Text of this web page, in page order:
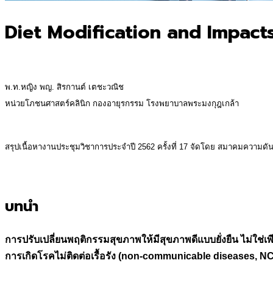
Diet Modification and
พ.ท.หญิง พญ. สิรกานต์ เตชะวณิช
หน่วยโภชนศาสตร์คลินิก กองอายุรกรรม โรงพยาบาลพระมงกุฎเกล้า
สรุปเนื้อหางานประชุมวิชาการประจำปี 2562 ครั้งที่ 17 จัดโดย สมาคมความดั
บทนำ
การปรับเปลี่ยนพฤติกรรมสุขภาพให้มีสุขภาพดีแบบยั่งยืน ไม่ใช่
การเกิดโรคไม่ติดต่อเรื้อรัง (non-communicable diseases,